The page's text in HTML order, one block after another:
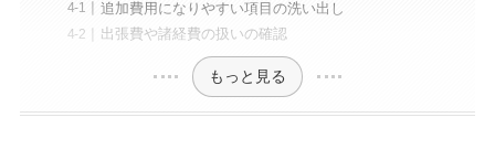
追加費用になりやすい項目の洗い出し
出張費や諸経費の扱いの確認
もっと見る